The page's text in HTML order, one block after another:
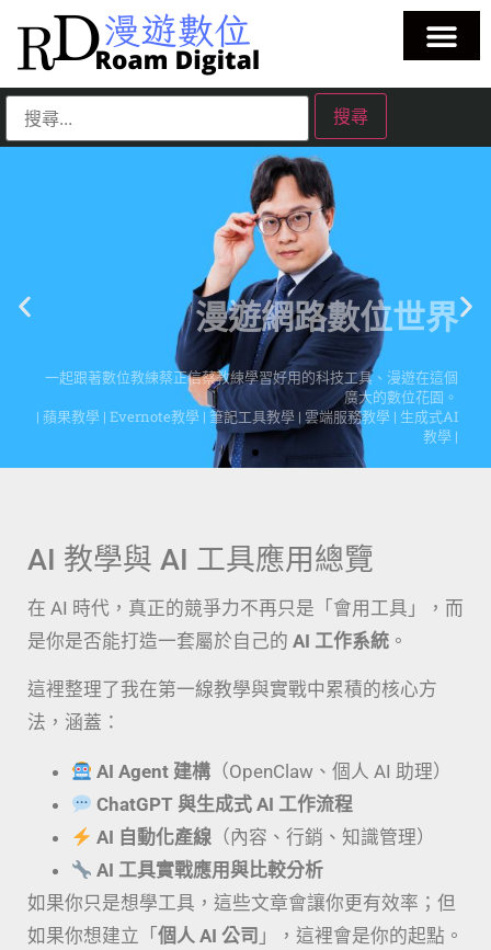
漫遊網路數位世界
一起跟著數位教練蔡正信蔡教練學習好用的科技工具、漫遊在這個
廣大的數位花園。
| 蘋果教學 | Evernote教學 | 筆記工具教學 | 雲端服務教學 | 生成式AI
教學 |
點擊這裡
AI 教學與 AI 工具應用總覽
在 AI 時代，真正的競爭力不再只是「會用工具」，而
是你是否能打造一套屬於自己的 AI 工作系統 。
這裡整理了我在第一線教學與實戰中累積的核心方
法，涵蓋：
AI Agent 建構 （OpenClaw、個人 AI 助理）
ChatGPT 與生成式 AI 工作流程
AI 自動化產線 （內容、行銷、知識管理）
AI 工具實戰應用與比較分析
如果你只是想學工具，這些文章會讓你更有效率；但
如果你想建立「 個人 AI 公司 」，這裡會是你的起點。